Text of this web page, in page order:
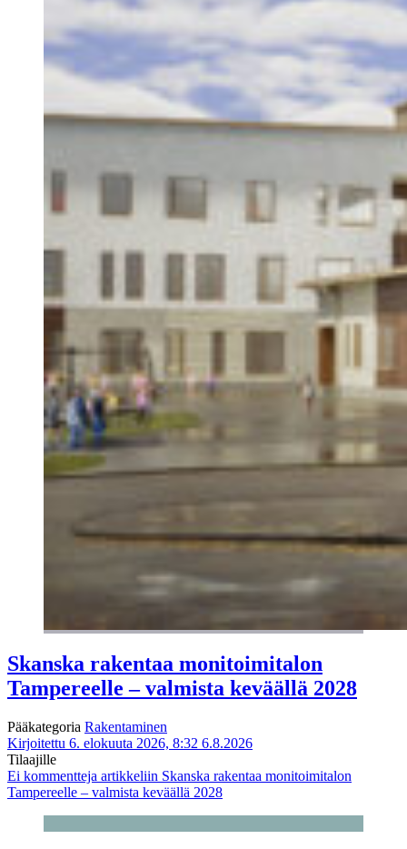
Skanska rakentaa monitoimitalon
Tampereelle – valmista keväällä 2028
Pääkategoria Rakentaminen
Kirjoitettu 6. elokuuta 2026, 8:32 6.8.2026
Tilaajille
Ei kommentteja artikkeliin Skanska rakentaa monitoimitalon
Tampereelle – valmista keväällä 2028